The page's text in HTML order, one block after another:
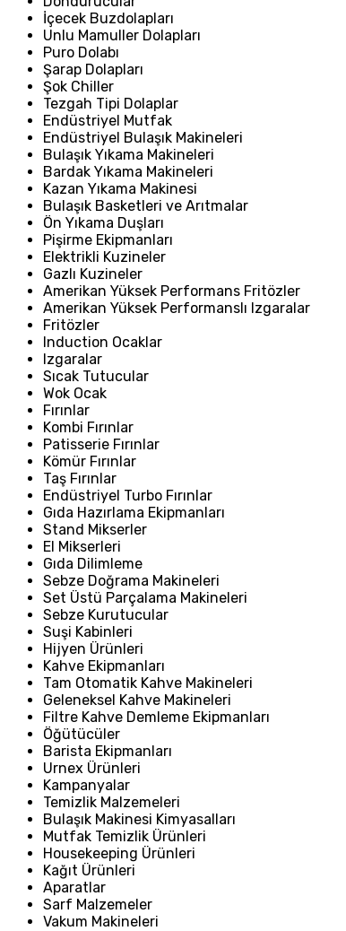
İçecek Buzdolapları
Unlu Mamuller Dolapları
Puro Dolabı
Şarap Dolapları
Şok Chiller
Tezgah Tipi Dolaplar
Endüstriyel Mutfak
Endüstriyel Bulaşık Makineleri
Bulaşık Yıkama Makineleri
Bardak Yıkama Makineleri
Kazan Yıkama Makinesi
Bulaşık Basketleri ve Arıtmalar
Ön Yıkama Duşları
Pişirme Ekipmanları
Elektrikli Kuzineler
Gazlı Kuzineler
Amerikan Yüksek Performans Fritözler
Amerikan Yüksek Performanslı Izgaralar
Fritözler
Induction Ocaklar
Izgaralar
Sıcak Tutucular
Wok Ocak
Fırınlar
Kombi Fırınlar
Patisserie Fırınlar
Kömür Fırınlar
Taş Fırınlar
Endüstriyel Turbo Fırınlar
Gıda Hazırlama Ekipmanları
Stand Mikserler
El Mikserleri
Gıda Dilimleme
Sebze Doğrama Makineleri
Set Üstü Parçalama Makineleri
Sebze Kurutucular
Suşi Kabinleri
Hijyen Ürünleri
Kahve Ekipmanları
Tam Otomatik Kahve Makineleri
Geleneksel Kahve Makineleri
Filtre Kahve Demleme Ekipmanları
Öğütücüler
Barista Ekipmanları
Urnex Ürünleri
Kampanyalar
Temizlik Malzemeleri
Bulaşık Makinesi Kimyasalları
Mutfak Temizlik Ürünleri
Housekeeping Ürünleri
Kağıt Ürünleri
Aparatlar
Sarf Malzemeler
Vakum Makineleri